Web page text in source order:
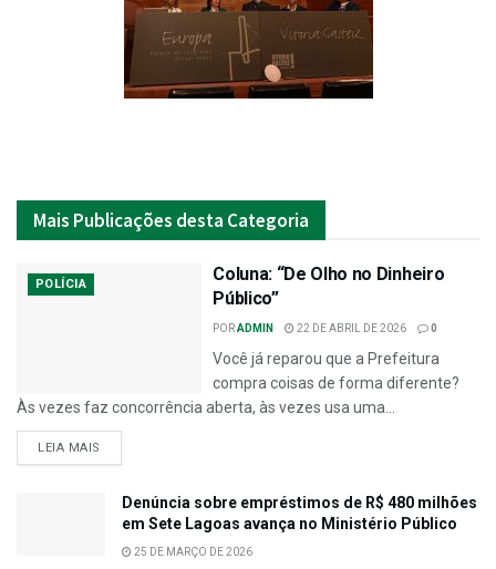
Mais Publicações desta Categoria
POLÍCIA
Coluna: “De Olho no Dinheiro
Público”
PORADMIN 22 DE ABRIL DE 2026 0
Você já reparou que a Prefeitura
compra coisas de forma diferente?
Às vezes faz concorrência aberta, às vezes usa uma...
LEIA MAIS
Denúncia sobre empréstimos de R$ 480 milhões
em Sete Lagoas avança no Ministério Público
25 DE MARÇO DE 2026